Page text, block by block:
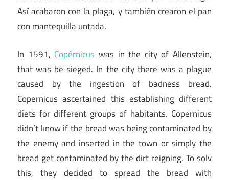
Así acabaron con la plaga, y también crearon el pan
con mantequilla untada.
In 1591, Copérnicus was in the city of Allenstein,
that was be sieged. In the city there was a plague
caused by the ingestion of badness bread.
Copernicus ascertained this establishing different
diets for different groups of habitants. Copernicus
didn’t know if the bread was being contaminated by
the enemy and inserted in the town or simply the
bread get contaminated by the dirt reigning. To solv
this, they decided to spread the bread with